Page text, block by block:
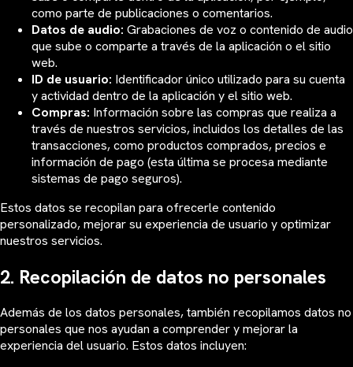
como parte de publicaciones o comentarios.
Datos de audio: Grabaciones de voz o contenido de audio
que sube o comparte a través de la aplicación o el sitio
web.
ID de usuario: Identificador único utilizado para su cuenta
y actividad dentro de la aplicación y el sitio web.
Compras: Información sobre las compras que realiza a
través de nuestros servicios, incluidos los detalles de las
transacciones, como productos comprados, precios e
información de pago (esta última se procesa mediante
sistemas de pago seguros).
Estos datos se recopilan para ofrecerle contenido
personalizado, mejorar su experiencia de usuario y optimizar
nuestros servicios.
2. Recopilación de datos no personales
Además de los datos personales, también recopilamos datos no
personales que nos ayudan a comprender y mejorar la
experiencia del usuario. Estos datos incluyen: